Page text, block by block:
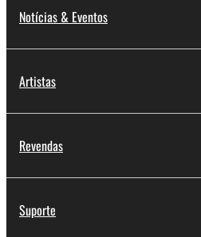
Notícias & Eventos
Artistas
Revendas
Suporte